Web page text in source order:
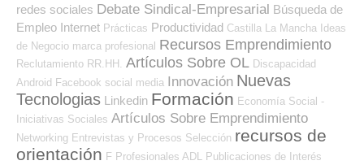
redes sociales Debate Sindical-Empresarial Búsqueda de
Empleo Internet Prácticas Productividad Castilla La Mancha Ideas
de Negocio marca profesional Recursos Emprendimiento
Reclutamiento RR.HH. Artículos Sobre OL Discapacidad
Android Facebook social media Innovación Nuevas
Tecnologias Linkedin Formación Economía Social -
Iniciativas Sociales Artículos Sobre Emprendimiento
Networking Entrevistas y Procesos Selección recursos de
orientación F Profesionales ADL Publicaciones de Interés